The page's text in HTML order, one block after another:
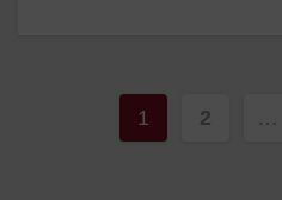
Berichten
1 2 …